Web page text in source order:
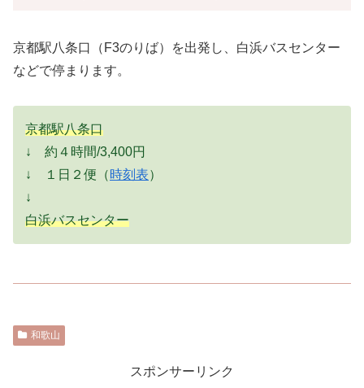
京都駅八条口（F3のりば）を出発し、白浜バスセンター
などで停まります。
京都駅八条口
↓ 約４時間/3,400円
↓ １日２便（時刻表）
↓
白浜バスセンター
和歌山
スポンサーリンク